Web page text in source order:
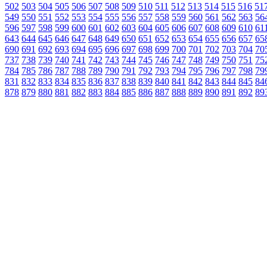
502 503 504 505 506 507 508 509 510 511 512 513 514 515 516
549 550 551 552 553 554 555 556 557 558 559 560 561 562 563
596 597 598 599 600 601 602 603 604 605 606 607 608 609 610
643 644 645 646 647 648 649 650 651 652 653 654 655 656 657
690 691 692 693 694 695 696 697 698 699 700 701 702 703 704
737 738 739 740 741 742 743 744 745 746 747 748 749 750 751
784 785 786 787 788 789 790 791 792 793 794 795 796 797 798
831 832 833 834 835 836 837 838 839 840 841 842 843 844 845
878 879 880 881 882 883 884 885 886 887 888 889 890 891 892